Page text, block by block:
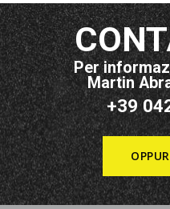
Per
Martin
+39